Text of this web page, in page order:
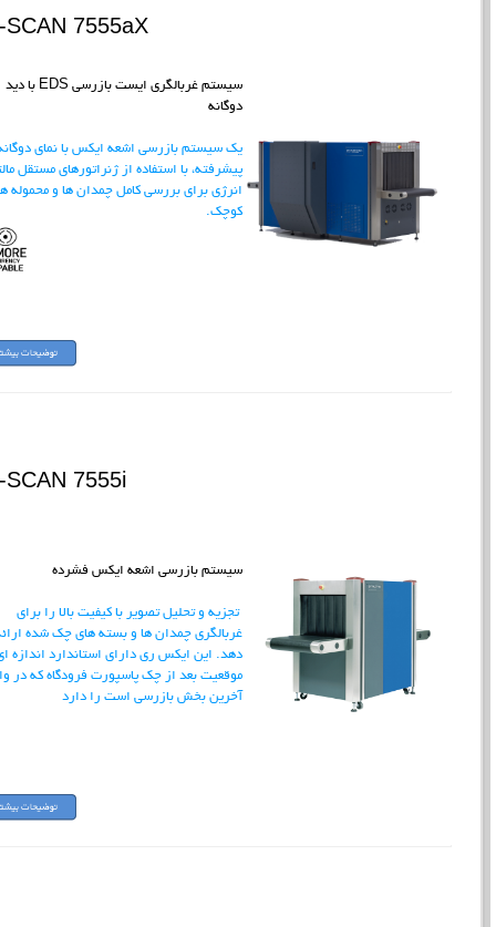
SCAN 7555aX
سیستم غربالگری ایست بازرسی EDS با دید
دوگانه
یک سیستم بازرسی اشعه ایکس با نمای
پیشرفته، با استفاده از ژنراتورهای مستقل
انرژی برای بررسی کامل چمدان ها و محموله
کوچک.
SCAN 7555i
سیستم بازرسی اشعه ایکس فشرده
تجزیه و تحلیل تصویر با کیفیت بالا را برای
غربالگری چمدان ها و بسته های چک شده
دهد. این ایکس ری دارای استاندارد اندازه
موقعیت بعد از چک پاسپورت فرودگاه که در
آخرین بخش بازرسی است را دارد